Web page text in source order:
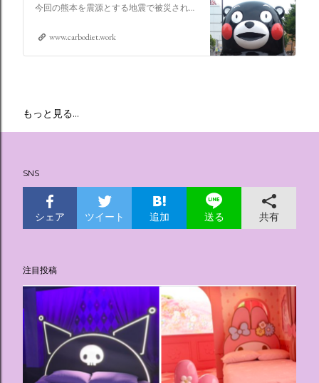
今回の熊本を震源とする地震で被災された皆さままだまだ余震も続き大変な時間を過ごされていると思います。心よりお見舞い申し上げます
www.carbodiet.work
もっと見る…
SNS
シェア ツイート 追加 送る 共有
注目投稿